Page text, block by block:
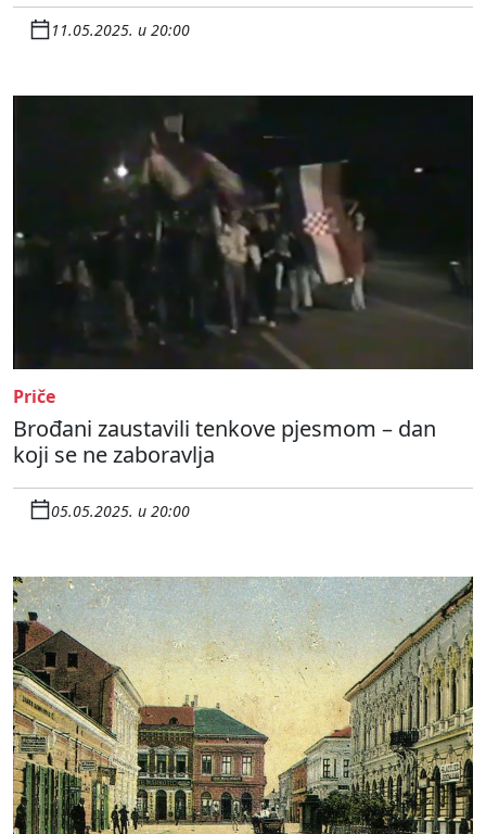
11.05.2025. u 20:00
Priče
Brođani zaustavili tenkove pjesmom – dan
koji se ne zaboravlja
05.05.2025. u 20:00